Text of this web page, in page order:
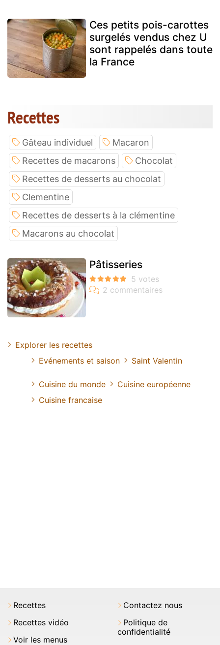
Ces petits pois-carottes
surgelés vendus chez U
sont rappelés dans toute
la France
Recettes
Gâteau individuel
Macaron
Recettes de macarons
Chocolat
Recettes de desserts au chocolat
Clementine
Recettes de desserts à la clémentine
Macarons au chocolat
Pâtisseries
Explorer les recettes
Evénements et saison
Saint Valentin
Cuisine du monde
Cuisine européenne
Cuisine francaise
Recettes
Recettes vidéo
Voir les menus
Contactez nous
Politique de
confidentialité